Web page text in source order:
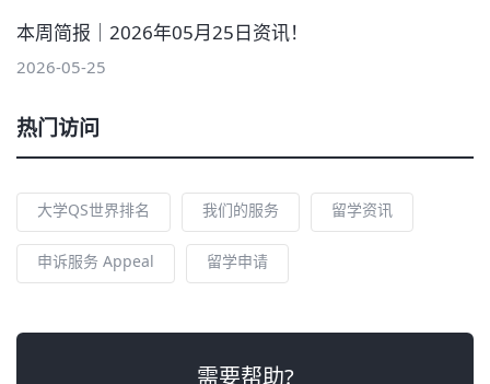
本周简报｜2026年05月25日资讯！
2026-05-25
热门访问
大学QS世界排名 我们的服务 留学资讯
申诉服务 Appeal 留学申请
需要帮助?